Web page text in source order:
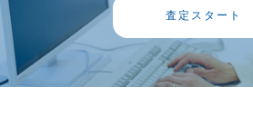
査定スタート